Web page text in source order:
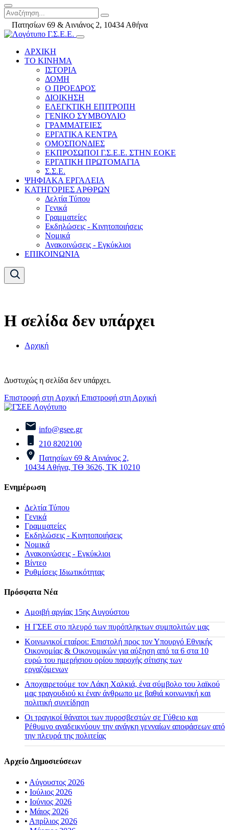
Πατησίων 69 & Αινιάνος 2, 10434 Αθήνα
ΑΡΧΙΚΗ
ΤΟ ΚΙΝΗΜΑ
ΙΣΤΟΡΙΑ
ΔΟΜΗ
Ο ΠΡΟΕΔΡΟΣ
ΔΙΟΙΚΗΣΗ
ΕΛΕΓΚΤΙΚΗ ΕΠΙΤΡΟΠΗ
ΓΕΝΙΚΟ ΣΥΜΒΟΥΛΙΟ
ΓΡΑΜΜΑΤΕΙΕΣ
ΕΡΓΑΤΙΚΑ ΚΕΝΤΡΑ
ΟΜΟΣΠΟΝΔΙΕΣ
ΕΚΠΡΟΣΩΠΟΙ Γ.Σ.Ε.Ε. ΣΤΗΝ ΕΟΚΕ
ΕΡΓΑΤΙΚΗ ΠΡΩΤΟΜΑΓΙΑ
Σ.Σ.Ε.
ΨΗΦΙΑΚΑ ΕΡΓΑΛΕΙΑ
ΚΑΤΗΓΟΡΙΕΣ ΑΡΘΡΩΝ
Δελτία Τύπου
Γενικά
Γραμματείες
Εκδηλώσεις - Κινητοποιήσεις
Νομικά
Ανακοινώσεις - Εγκύκλιοι
ΕΠΙΚΟΙΝΩΝΙΑ
Η σελίδα δεν υπάρχει
Αρχική
Δυστυχώς η σελίδα δεν υπάρχει.
Επιστροφή στη Αρχική Επιστροφή στη Αρχική
info@gsee.gr
210 8202100
Πατησίων 69 & Αινιάνος 2,
10434 Αθήνα, ΤΘ 3626, ΤΚ 10210
Ενημέρωση
Δελτία Τύπου
Γενικά
Γραμματείες
Εκδηλώσεις - Κινητοποιήσεις
Νομικά
Ανακοινώσεις - Εγκύκλιοι
Βίντεο
Ρυθμίσεις Ιδιωτικότητας
Πρόσφατα Νέα
Αμοιβή αργίας 15ης Αυγούστου
H ΓΣΕΕ στο πλευρό των πυρόπληκτων συμπολιτών μας
Κοινωνικοί εταίροι: Επιστολή προς τον Υπουργό Εθνικής
Οικονομίας & Οικονομικών για αύξηση από τα 6 στα 10
ευρώ του ημερήσιου ορίου παροχής σίτισης των
εργαζόμενων
Αποχαιρετούμε τον Λάκη Χαλκιά, ένα σύμβολο του λαϊκού
μας τραγουδιού κι έναν άνθρωπο με βαθιά κοινωνική και
πολιτική συνείδηση
Οι τραγικοί θάνατοι των πυροσβεστών σε Γύθειο και
Ρέθυμνο αναδεικνύουν την ανάγκη γενναίων αποφάσεων από
την πλευρά της πολιτείας
Αρχείο Δημοσιεύσεων
• Αύγουστος 2026
• Ιούλιος 2026
• Ιούνιος 2026
• Μάιος 2026
• Απρίλιος 2026